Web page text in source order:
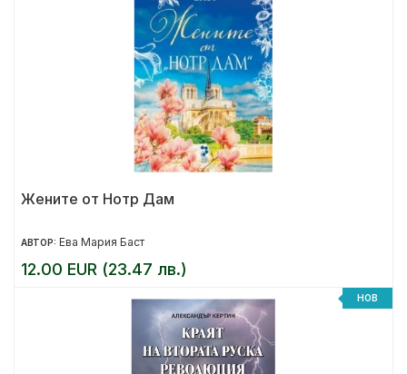
Жените от Нотр Дам
АВТОР: Ева Мария Баст
12.00 EUR (23.47 лв.)
НОВ